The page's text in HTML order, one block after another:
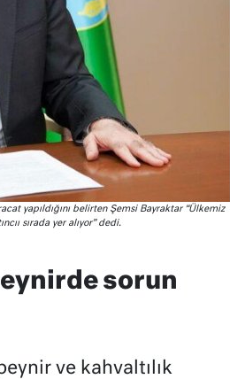
yapıldığını belirten Şemsi Bayraktar “Ülkemiz
sırada yer alıyor” dedi.
sorun
ve kahvaltılık